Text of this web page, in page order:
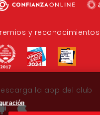
y reconocimientos:
la app del club